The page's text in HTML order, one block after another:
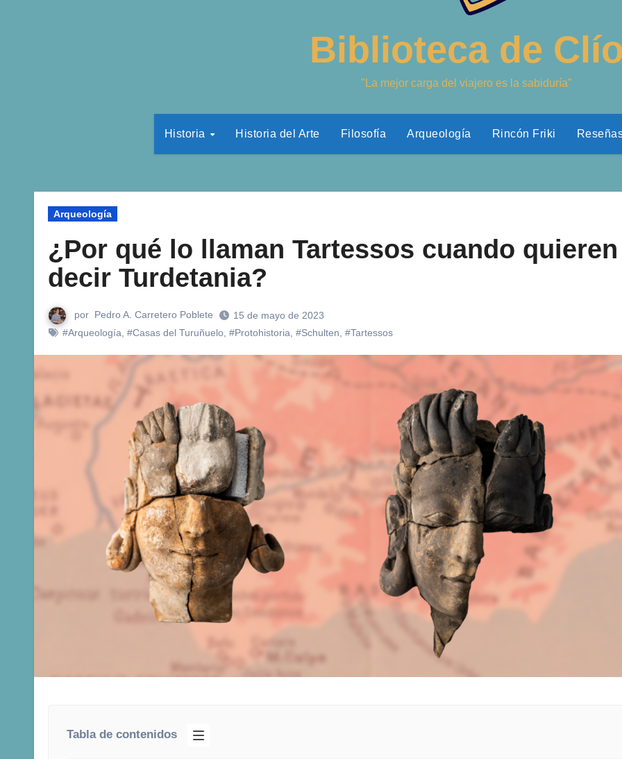
Biblioteca de Clío
"La mejor carga del viajero es la sabiduría"
Historia Historia del Arte Filosofía Arqueología Rincón Friki
Arqueología
¿Por qué lo llaman Tartessos cuando quieren
decir Turdetania?
por Pedro A. Carretero Poblete
15 de mayo de 2023
#Arqueología #Casas del Turuñuelo #Protohistoria #Schulten #Tartessos
Tabla de contenidos